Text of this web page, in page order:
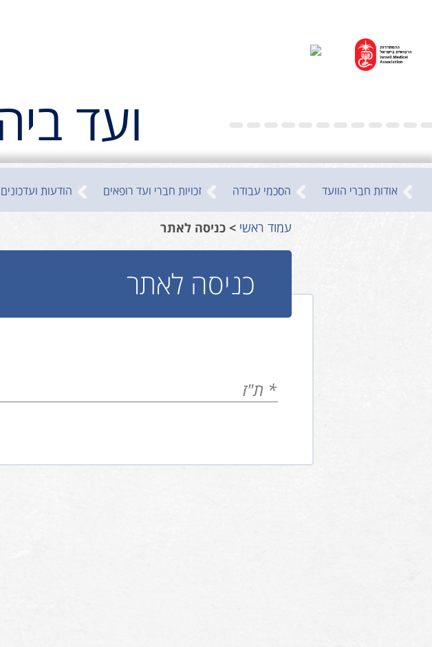
ועד
אודות חברי הוועד הסכמי עבודה זכויות חברי ועד רופאים הודעות ועדכונים
עמוד ראשי כניסה לאתר
כניסה לאתר